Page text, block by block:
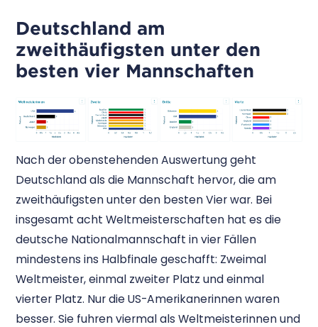
Deutschland am
zweithäufigsten unter den
besten vier Mannschaften
Nach der obenstehenden Auswertung geht
Deutschland als die Mannschaft hervor, die am
zweithäufigsten unter den besten Vier war. Bei
insgesamt acht Weltmeisterschaften hat es die
deutsche Nationalmannschaft in vier Fällen
mindestens ins Halbfinale geschafft: Zweimal
Weltmeister, einmal zweiter Platz und einmal
vierter Platz. Nur die US-Amerikanerinnen waren
besser. Sie fuhren viermal als Weltmeisterinnen und